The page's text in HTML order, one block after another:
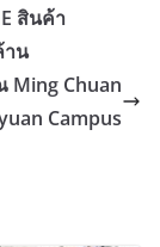
สินค้า
าน
Ming Chuan
Campus